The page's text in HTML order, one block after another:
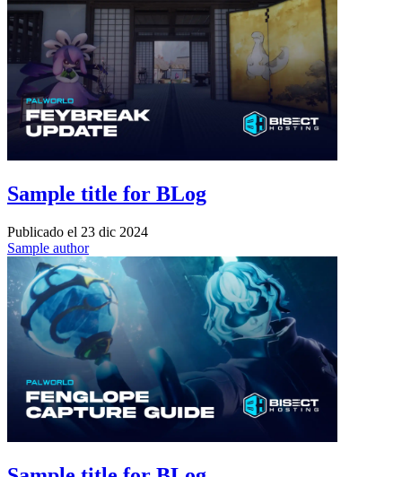
Sample title for BLog
Publicado el 23 dic 2024
Sample author